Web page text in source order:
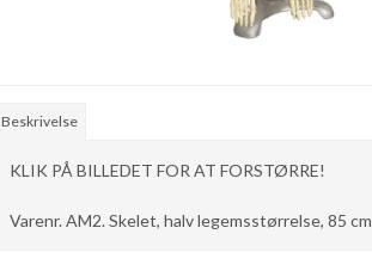
Beskrivelse
KLIK PÅ BILLEDET FOR AT FORSTØRRE!
Varenr. AM2. Skelet, halv legemsstørrelse, 85 cm